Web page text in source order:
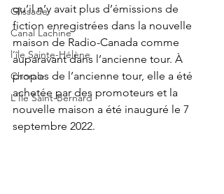
Glissade
Canal Lachine
l’île Sainte-Hélène
Chorale
L'Île Saint-Bernard
qu’il n’y avait plus d’émissions de
fiction enregistrées dans la nouvelle
maison de Radio-Canada comme
auparavant dans l’ancienne tour. À
propos de l’ancienne tour, elle a été
achetée par des promoteurs et la
nouvelle maison a été inauguré le 7
septembre 2022.